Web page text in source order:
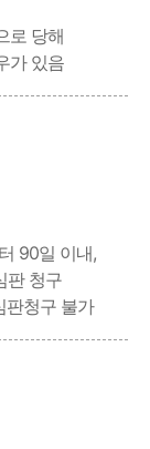
로 당해
가 있음
90일 이내,
판 청구
판청구 불가